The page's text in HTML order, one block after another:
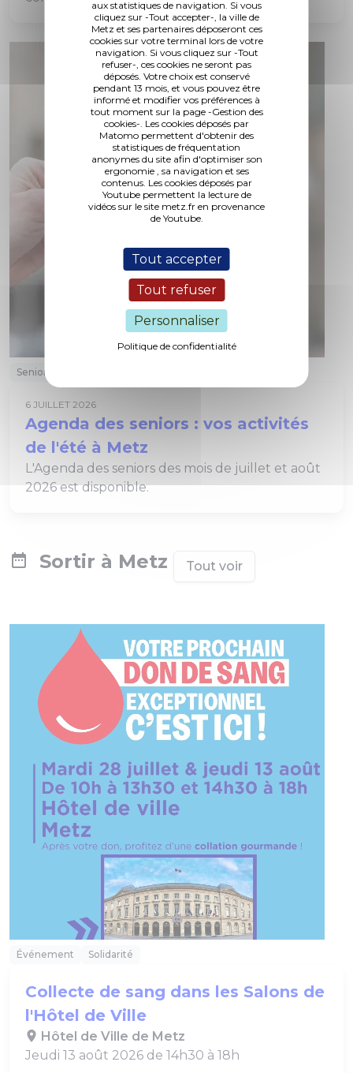
aux statistiques de navigation. Si vous
cliquez sur -Tout accepter-, la ville de
Metz et ses partenaires déposeront ces
cookies sur votre terminal lors de votre
navigation. Si vous cliquez sur -Tout
refuser-, ces cookies ne seront pas
déposés. Votre choix est conservé
pendant 13 mois, et vous pouvez être
informé et modifier vos préférences à
tout moment sur la page -Gestion des
cookies-. Les cookies déposés par
Matomo permettent d'obtenir des
statistiques de fréquentation
anonymes du site afin d'optimiser son
ergonomie , sa navigation et ses
contenus. Les cookies déposés par
Youtube permettent la lecture de
vidéos sur le site metz.fr en provenance
de Youtube.
Tout accepter
Tout refuser
Personnaliser
Politique de confidentialité
Seniors
6 JUILLET 2026
Agenda des seniors : vos activités
de l'été à Metz
L'Agenda des seniors des mois de juillet et août
2026 est disponible.
Sortir à Metz Tout voir
Événement Solidarité
Collecte de sang dans les Salons de
l'Hôtel de Ville
Hôtel de Ville de Metz
Jeudi 13 août 2026 de 14h30 à 18h